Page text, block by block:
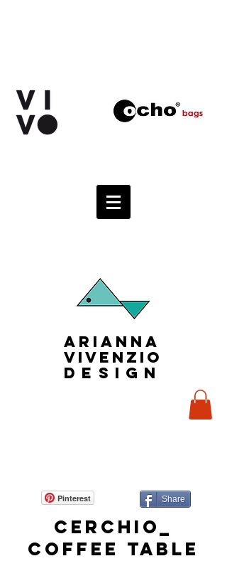
Arianna
Vivenzio
design
Pinterest Share
Cerchio_
coffee table